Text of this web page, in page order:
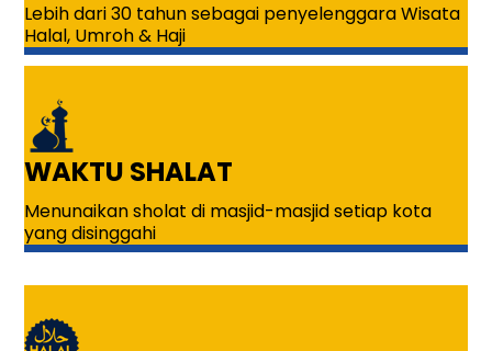
Lebih dari 30 tahun sebagai penyelenggara Wisata
Halal, Umroh & Haji
WAKTU SHALAT
Menunaikan sholat di masjid-masjid setiap kota
yang disinggahi